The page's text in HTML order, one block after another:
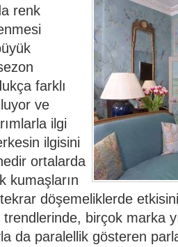
renk
farklı
ve
ilgi
ilgisini
ortalarda
kumaşların
döşemeliklerde
birçok marka
da paralellik gösteren